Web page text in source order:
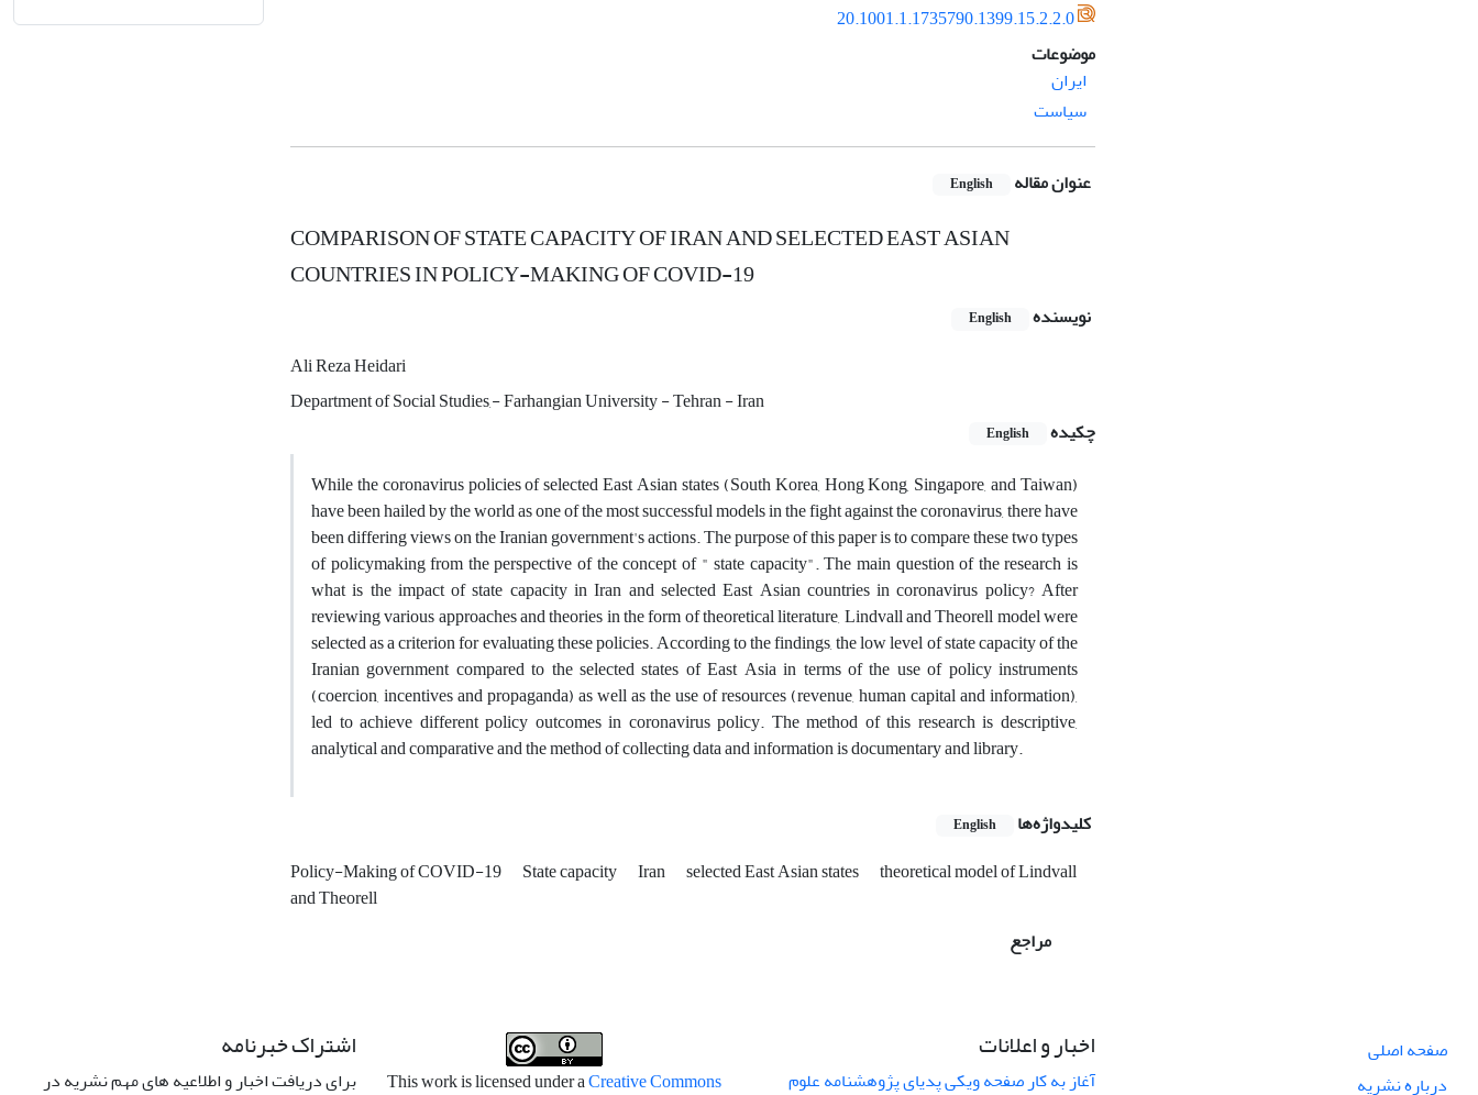
20.1001.1.1735790.1399.15.2.2.0
موضوعات
ایران
سیاست
عنوان مقاله English
COMPARISON OF STATE CAPACITY OF IRAN AND SELECTED EAST ASIAN
COUNTRIES IN POLICY-MAKING OF COVID-19
نویسنده English
Ali Reza Heidari
Department of Social Studies,- Farhangian University - Tehran - Iran
چکیده
English
While the coronavirus policies of selected East Asian states (South Korea, Hong Kong, Singapore, and Taiwan)
have been hailed by the world as one of the most successful models in the fight against the coronavirus, there have
been differing views on the Iranian government's actions. The purpose of this paper is to compare these two types
of policymaking from the perspective of the concept of " state capacity". The main question of the research is
what is the impact of state capacity in Iran and selected East Asian countries in coronavirus policy? After
reviewing various approaches and theories in the form of theoretical literature, Lindvall and Theorell model were
selected as a criterion for evaluating these policies. According to the findings, the low level of state capacity of the
Iranian government compared to the selected states of East Asia in terms of the use of policy instruments
(coercion, incentives and propaganda) as well as the use of resources (revenue, human capital and information),
led to achieve different policy outcomes in coronavirus policy. The method of this research is descriptive,
analytical and comparative and the method of collecting data and information is documentary and library.
کلیدواژه‌ها English
Policy-Making of COVID-19 State capacity Iran selected East Asian states
theoretical model of Lindvall
and Theorell
مراجع
صفحه اصلی
درباره نشریه
اخبار و اعلانات
آغاز به کار صفحه ویکی پدیای پژوهشنامه علوم
This work is licensed under aCreative Commons
اشتراک خبرنامه
برای دریافت اخبار و اطلاعیه های مهم نشریه در